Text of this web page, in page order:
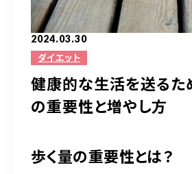
2024.03.30
ダイエット
健康的な生活を送るた
の重要性と増やし方
歩く量の重要性とは？